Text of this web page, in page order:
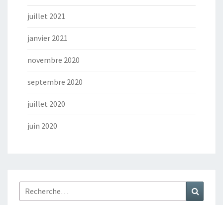
juillet 2021
janvier 2021
novembre 2020
septembre 2020
juillet 2020
juin 2020
Rechercher :